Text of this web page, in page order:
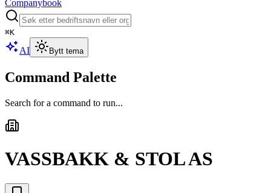
Companybook
⌘K
AI Bytt tema
Command Palette
Search for a command to run...
VASSBAKK & STOL AS